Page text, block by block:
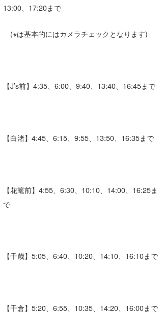
13:00、17:20まで
(※は基本的にはカメラチェックとなります)
【J’s前】4:35、6:00、9:40、13:40、16:45まで
【白渚】4:45、6:15、9:55、13:50、16:35まで
【花篭前】4:55、6:30、10:10、14:00、16:25ま
で
【千歳】5:05、6:40、10:20、14:10、16:10まで
【千倉】5:20、6:55、10:35、14:20、16:00まで